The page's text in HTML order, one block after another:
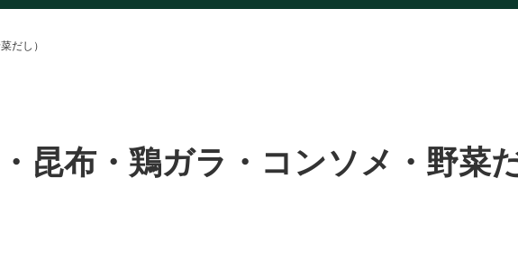
だし）
昆布・鶏ガラ・コンソメ・野菜だ